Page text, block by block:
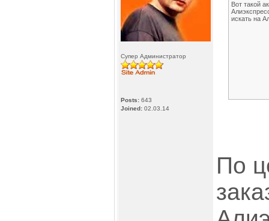
Супер Администратор
Posts: 643
Joined: 02.03.14
Вот такой
искать на
По